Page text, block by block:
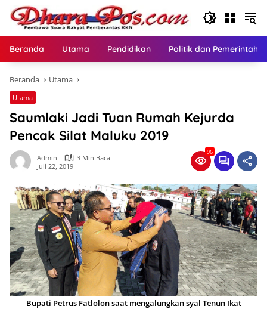
Langsung
konten
Beranda Utama Pendidikan Politik dan
Beranda Utama
Utama
Saumlaki Jadi Tuan Rumah Kejurda
Pencak Silat Maluku 2019
Admin
3 Min Baca
Juli 22, 2019
96
Bupati Petrus Fatlolon saat mengalungkan syal Tenun Ikat